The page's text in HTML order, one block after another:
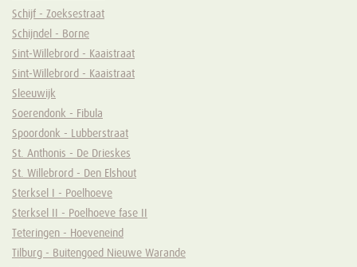
Schijf - Zoeksestraat
Schijndel - Borne
Sint-Willebrord - Kaaistraat
Sint-Willebrord - Kaaistraat
Sleeuwijk
Soerendonk - Fibula
Spoordonk - Lubberstraat
St. Anthonis - De Drieskes
St. Willebrord - Den Elshout
Sterksel I - Poelhoeve
Sterksel II - Poelhoeve fase II
Teteringen - Hoeveneind
Tilburg - Buitengoed Nieuwe Warande